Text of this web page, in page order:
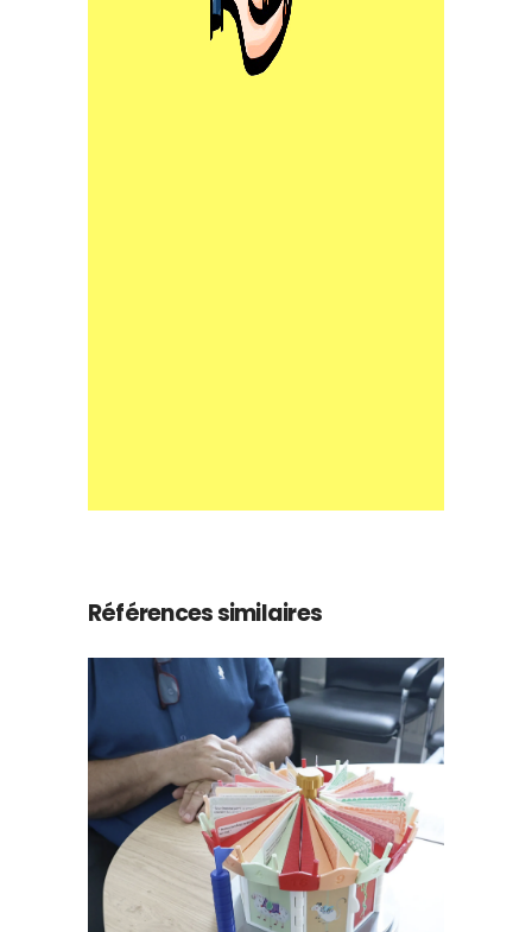
Références similaires
Le Tour de Rôle
@Centre de Soins,
d’Accompagnement et
de Prévention en